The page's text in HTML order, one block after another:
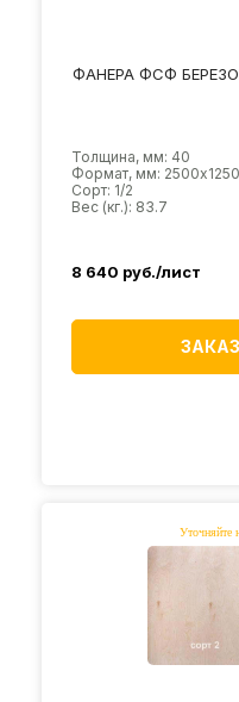
ФАНЕРА ФСФ
Толщина, мм: 40
Формат, мм: 2500х1250
Сорт: 1/2
Вес (кг.): 83.7
8 640 руб./лист